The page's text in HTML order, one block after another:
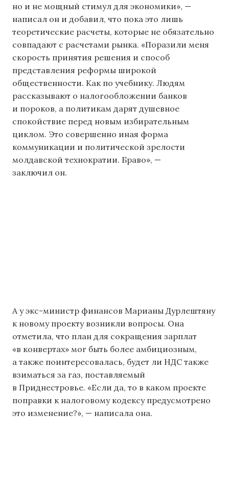
но и не мощный стимул для экономики», —
написал он и добавил, что пока это лишь
теоретические расчеты, которые не обязательно
совпадают с расчетами рынка. «Поразили меня
скорость принятия решения и способ
представления реформы широкой
общественности. Как по учебнику. Людям
рассказывают о налогообложении банков
и пороков, а политикам дарят душевное
спокойствие перед новым избирательным
циклом. Это совершенно иная форма
коммуникации и политической зрелости
молдавской технократии. Браво», —
заключил он.
А у экс-министр финансов Марианы Дурлештяну
к новому проекту возникли вопросы. Она
отметила, что план для сокращения зарплат
«в конвертах» мог быть более амбициозным,
а также поинтересовалась, будет ли НДС также
взиматься за газ, поставляемый
в Приднестровье. «Если да, то в каком проекте
поправки к налоговому кодексу предусмотрено
это изменение?», — написала она.